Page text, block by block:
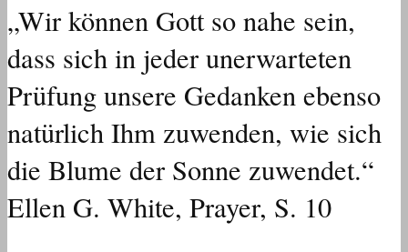
„Wir können Gott so nahe sein,
dass sich in jeder unerwarteten
Prüfung unsere Gedanken ebenso
natürlich Ihm zuwenden, wie sich
die Blume der Sonne zuwendet.“
Ellen G. White, Prayer, S. 10